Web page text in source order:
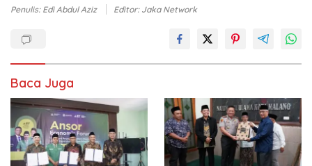
Penulis: Edi Abdul Aziz Editor: Jaka Network
Baca Juga